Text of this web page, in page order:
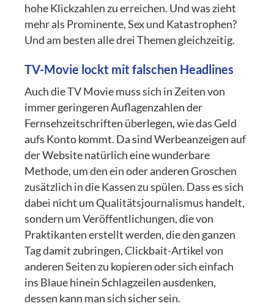
hohe Klickzahlen zu erreichen. Und was zieht
mehr als Prominente, Sex und Katastrophen?
Und am besten alle drei Themen gleichzeitig.
TV-Movie lockt mit falschen Headlines
Auch die TV Movie muss sich in Zeiten von
immer geringeren Auflagenzahlen der
Fernsehzeitschriften überlegen, wie das Geld
aufs Konto kommt. Da sind Werbeanzeigen auf
der Website natürlich eine wunderbare
Methode, um den ein oder anderen Groschen
zusätzlich in die Kassen zu spülen. Dass es sich
dabei nicht um Qualitätsjournalismus handelt,
sondern um Veröffentlichungen, die von
Praktikanten erstellt werden, die den ganzen
Tag damit zubringen, Clickbait-Artikel von
anderen Seiten zu kopieren oder sich einfach
ins Blaue hinein Schlagzeilen ausdenken,
dessen kann man sich sicher sein.